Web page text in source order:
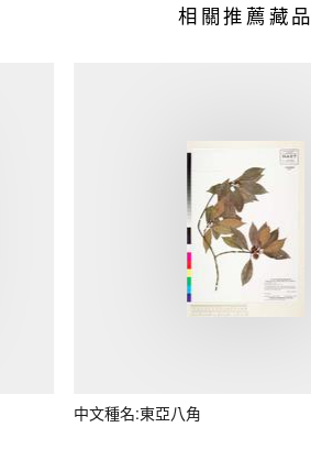
相關推薦藏品
中文種名:東亞八角